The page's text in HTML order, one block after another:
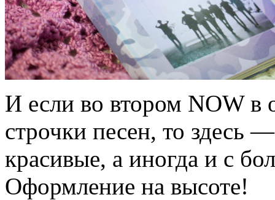
И если во втором NOW в
строчки песен, то здесь
красивые, а иногда и с
Оформление на высоте!